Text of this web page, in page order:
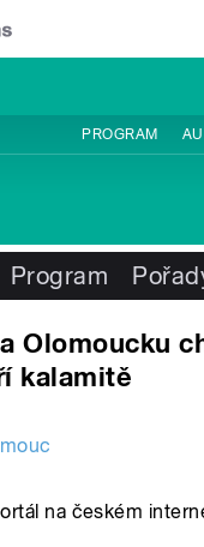
PROGRAM
Program
Olomoucku
kalamitě
na českém